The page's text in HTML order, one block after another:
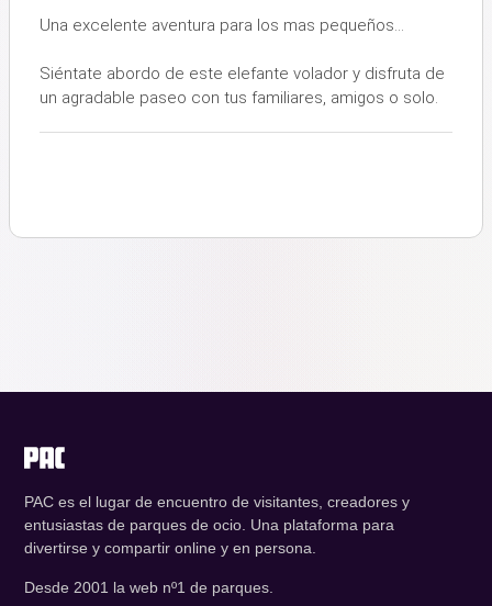
Una excelente aventura para los mas pequeños...
Siéntate abordo de este elefante volador y disfruta de
un agradable paseo con tus familiares, amigos o solo.
PAC es el lugar de encuentro de visitantes, creadores y
entusiastas de parques de ocio. Una plataforma para
divertirse y compartir online y en persona.
Desde 2001 la web nº1 de parques.